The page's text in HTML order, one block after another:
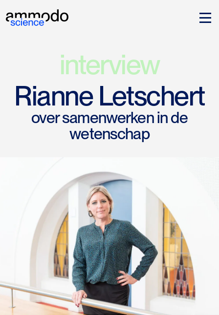
interview
Rianne Letschert
over samenwerken in de
wetenschap